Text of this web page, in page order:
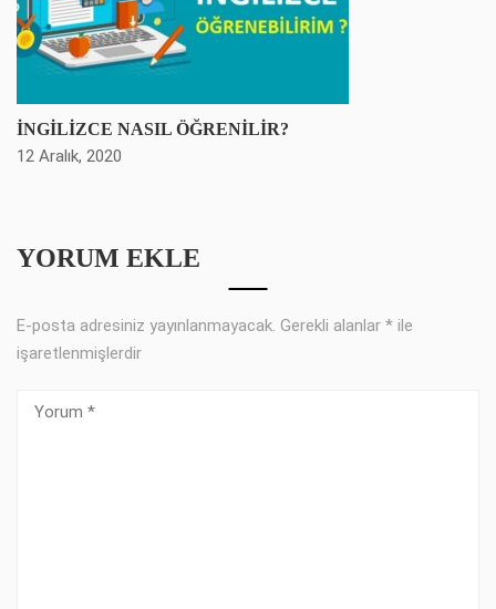
İNGİLİZCE NASIL ÖĞRENİLİR?
12 Aralık, 2020
YORUM EKLE
E-posta adresiniz yayınlanmayacak. Gerekli alanlar * ile
işaretlenmişlerdir